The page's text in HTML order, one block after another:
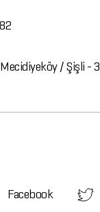
/ Şişli
Facebook